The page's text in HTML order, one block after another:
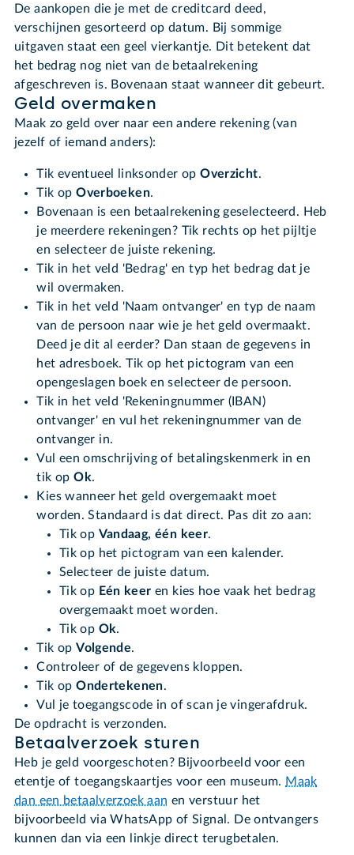
De aankopen die je met de creditcard deed,
verschijnen gesorteerd op datum. Bij sommige
uitgaven staat een geel vierkantje. Dit betekent dat
het bedrag nog niet van de betaalrekening
afgeschreven is. Bovenaan staat wanneer dit gebeurt.
Geld overmaken
Maak zo geld over naar een andere rekening (van
jezelf of iemand anders):
Tik eventueel linksonder opOverzicht.
Tik opOverboeken.
Bovenaan is een betaalrekening geselecteerd. Heb
je meerdere rekeningen? Tik rechts op het pijltje
en selecteer de juiste rekening.
Tik in het veld 'Bedrag' en typ het bedrag dat je
wil overmaken.
Tik in het veld 'Naam ontvanger' en typ de naam
van de persoon naar wie je het geld overmaakt.
Deed je dit al eerder? Dan staan de gegevens in
het adresboek. Tik op het pictogram van een
opengeslagen boek en selecteer de persoon.
Tik in het veld 'Rekeningnummer (IBAN)
ontvanger' en vul het rekeningnummer van de
ontvanger in.
Vul een omschrijving of betalingskenmerk in en
tik opOk.
Kies wanneer het geld overgemaakt moet
worden. Standaard is dat direct. Pas dit zo aan:
Tik op Vandaag, één keer.
Tik op het pictogram van een kalender.
Selecteer de juiste datum.
Tik op Eén keer en kies hoe vaak het bedrag
overgemaakt moet worden.
Tik op Ok.
Tik opVolgende.
Controleer of de gegevens kloppen.
Tik opOndertekenen.
Vul je toegangscode in of scan je vingerafdruk.
De opdracht is verzonden.
Betaalverzoek sturen
Heb je geld voorgeschoten? Bijvoorbeeld voor een
etentje of toegangskaartjes voor een museum. Maak
dan een betaalverzoek aan en verstuur het
bijvoorbeeld via WhatsApp of Signal. De ontvangers
kunnen dan via een linkje direct terugbetalen.